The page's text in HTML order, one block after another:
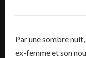
Par une sombre
ex-femme et son